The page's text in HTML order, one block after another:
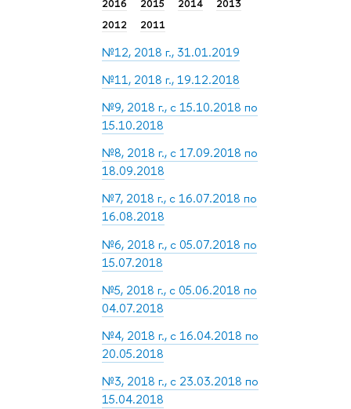
2016
2015 2014
2013
2012
2011
№12, 2018 г., 31.01.2019
№11, 2018 г., 19.12.2018
№9, 2018 г., с 15.10.2018 по
15.10.2018
№8, 2018 г., с 17.09.2018 по
18.09.2018
№7, 2018 г., с 16.07.2018 по
16.08.2018
№6, 2018 г., с 05.07.2018 по
15.07.2018
№5, 2018 г., с 05.06.2018 по
04.07.2018
№4, 2018 г., с 16.04.2018 по
20.05.2018
№3, 2018 г., с 23.03.2018 по
15.04.2018